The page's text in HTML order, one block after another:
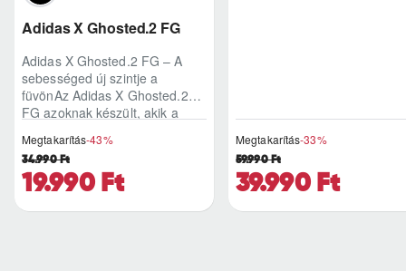
Adidas X Ghosted.2 FG
Adidas X Ghosted.2 FG – A
sebességed új szintje a
füvönAz Adidas X Ghosted.2
FG azoknak készült, akik a
pillanataiban is azonnal r..
Megtakarítás-43%
19.990 Ft
34.990 Ft
Megtakarítás-33%
39.990 Ft
59.990 Ft